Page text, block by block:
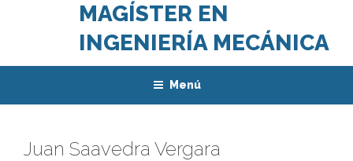
MAGÍSTER EN
INGENIERÍA MECÁNICA
Menú
Juan Saavedra Vergara